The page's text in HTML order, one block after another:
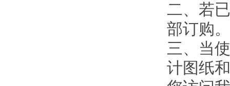
二、若
部订购。
三、当
计图纸